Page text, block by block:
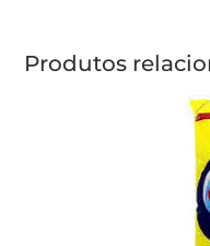
Produtos